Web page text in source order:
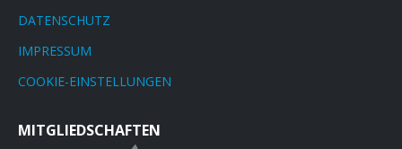
DATENSCHUTZ
IMPRESSUM
COOKIE-EINSTELLUNGEN
MITGLIEDSCHAFTEN